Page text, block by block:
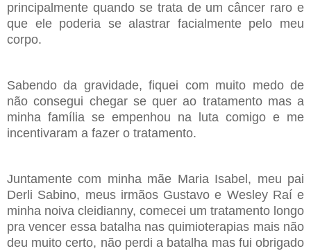
principalmente quando se trata de um câncer raro e
que ele poderia se alastrar facialmente pelo meu
corpo.
Sabendo da gravidade, fiquei com muito medo de
não consegui chegar se quer ao tratamento mas a
minha família se empenhou na luta comigo e me
incentivaram a fazer o tratamento.
Juntamente com minha mãe Maria Isabel, meu pai
Derli Sabino, meus irmãos Gustavo e Wesley Raí e
minha noiva cleidianny, comecei um tratamento longo
pra vencer essa batalha nas quimioterapias mais não
deu muito certo, não perdi a batalha mas fui obrigado